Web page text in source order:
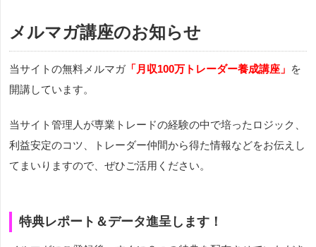
メルマガ講座のお知らせ
当サイトの無料メルマガ 「月収100万トレーダー養成講座」 を
開講しています。
当サイト管理人が専業トレードの経験の中で培ったロジック、
利益安定のコツ、トレーダー仲間から得た情報などをお伝えし
てまいりますので、ぜひご活用ください。
特典レポート＆データ進呈します！